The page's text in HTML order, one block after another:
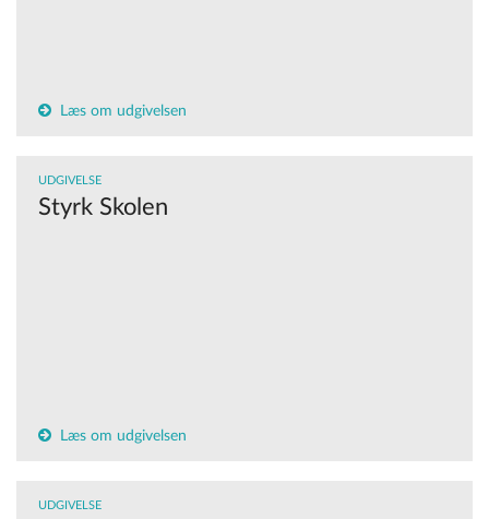
Læs om udgivelsen
UDGIVELSE
Styrk Skolen
Læs om udgivelsen
UDGIVELSE